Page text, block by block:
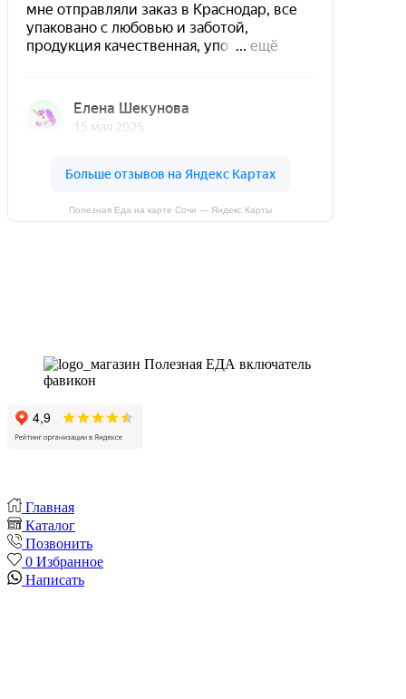
Полезная Еда на карте Сочи — Яндекс Карты
Главная
Каталог
Позвонить
0 Избранное
Написать